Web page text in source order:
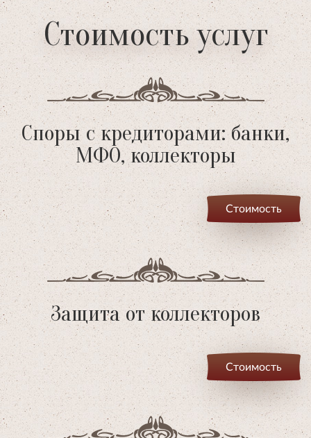
Стоимость услуг
Споры с кредиторами: банки,
МФО, коллекторы
Стоимость
Защита от коллекторов
Стоимость